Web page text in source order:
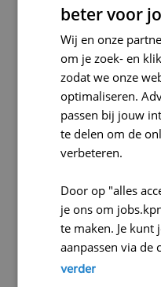
Wat maakt monteur
Hoe kijk je naar je
beter voor
Wij en onze
om je zoek- en
zodat we onze
optimaliseren.
passen bij jouw
te delen om de
verbeteren.
Door op "alles
je ons om
te maken. Je
aanpassen via de
verder